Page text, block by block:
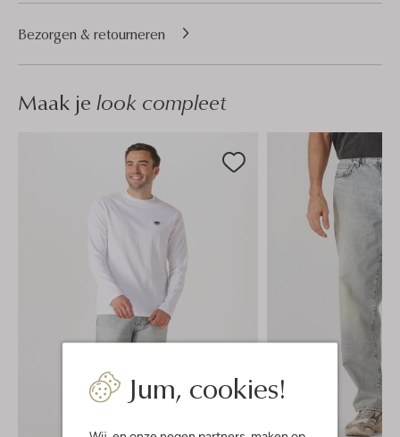
Jum, cookies!
Bezorgen & retourneren
Maak je look compleet